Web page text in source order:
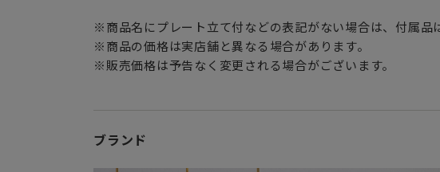
本来はケーキやフルーツなど食後のデザートを盛るためのお
前菜やサラダなどでもオールラウンドに活用でき大変便利です
また、アジアンテイストあふれる置物としても
特別な記念日に心を込めた上品な贈り物、お祝いのギフトや
※商品名にプレート立て付などの表記がない場合は、付属品
※商品の価格は実店舗と異なる場合があります。
※販売価格は予告なく変更される場合がございます。
ブランド